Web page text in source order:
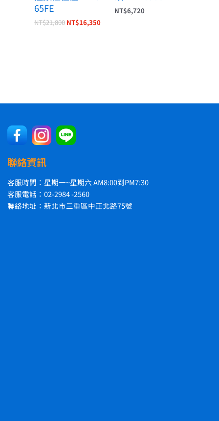
65FE
NT$21,800 NT$16,350
NT$6,720
聯絡資訊
客服時間：星期一~星期六 AM8:00到PM7:30
客服電話：02-2984 -2560
聯絡地址：新北市三重區中正北路75號